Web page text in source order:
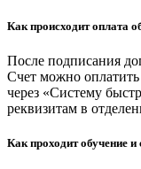
Как происходит оплата
После подписания
Счет можно
через «Систему
реквизитам в
Как проходит обучение и